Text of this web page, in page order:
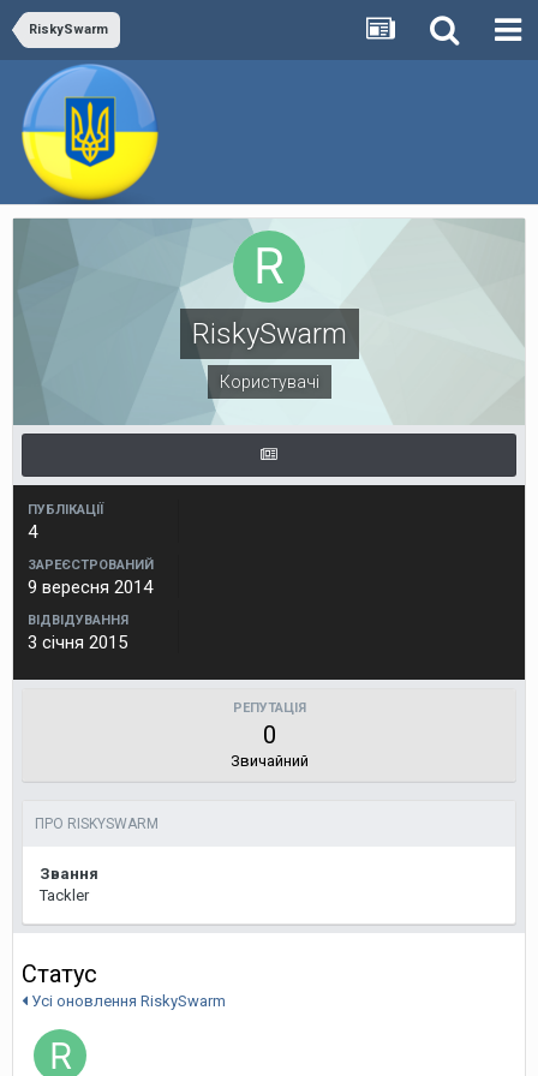
RiskySwarm
RiskySwarm
Користувачі
ПУБЛІКАЦІЇ
4
ЗАРЕЄСТРОВАНИЙ
9 вересня 2014
ВІДВІДУВАННЯ
3 січня 2015
РЕПУТАЦІЯ
0
Звичайний
ПРО RISKYSWARM
Звання
Tackler
Статус
Усі оновлення RiskySwarm